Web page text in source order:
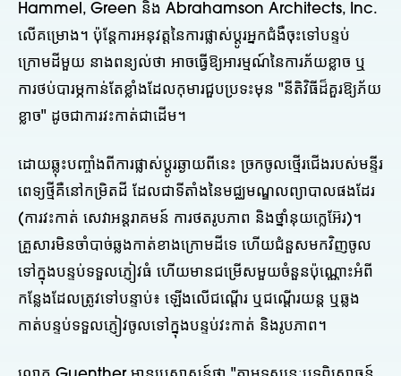
Hammel, Green និង Abrahamson Architects, Inc.
លើគម្រោង។ ប៉ុន្តែការអនុវត្តនៃការផ្លាស់ប្តូរអ្នកជំងឺចុះទៅបន្ទប់
ក្រោមដីមួយ នាងពន្យល់ថា អាចធ្វើឱ្យអារម្មណ៍នៃការភ័យខ្លាច ឬ
ការថប់បារម្ភកាន់តែខ្លាំងដែលកុមារជួបប្រទះមុន "នីតិវិធីដ៏គួរឱ្យភ័យ
ខ្លាច" ដូចជាការវះកាត់ជាដើម។
ដោយឆ្លុះបញ្ចាំងពីការផ្លាស់ប្តូរឆ្ងាយពីនេះ ច្រកចូលថ្មើរជើងរបស់មន្ទីរ
ពេទ្យថ្មីគឺនៅកម្រិតដី ដែលជាទីតាំងនៃមជ្ឈមណ្ឌលព្យាបាលផងដែរ
(ការវះកាត់ សេវាអន្តរាគមន៍ ការថតរូបភាព និងថ្នាំនុយក្លេអ៊ែរ)។
គ្រួសារមិនចាំបាច់ឆ្លងកាត់ខាងក្រោមដីទេ ហើយជំនួសមកវិញចូល
ទៅក្នុងបន្ទប់ទទួលភ្ញៀវធំ ហើយមានជម្រើសមួយចំនួនប៉ុណ្ណោះអំពី
កន្លែងដែលត្រូវទៅបន្ទាប់៖ ឡើងលើជណ្តើរ ឬជណ្តើរយន្ត ឬឆ្លង
កាត់បន្ទប់ទទួលភ្ញៀវចូលទៅក្នុងបន្ទប់វះកាត់ និងរូបភាព។